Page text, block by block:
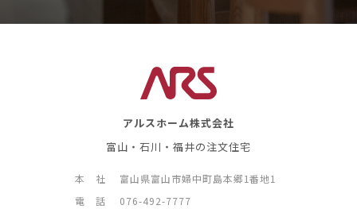
アルスホーム株式会社
富山・石川・福井の注文住宅
本 社
富山県富山市婦中町島本郷1番地1
電 話
076-492-7777